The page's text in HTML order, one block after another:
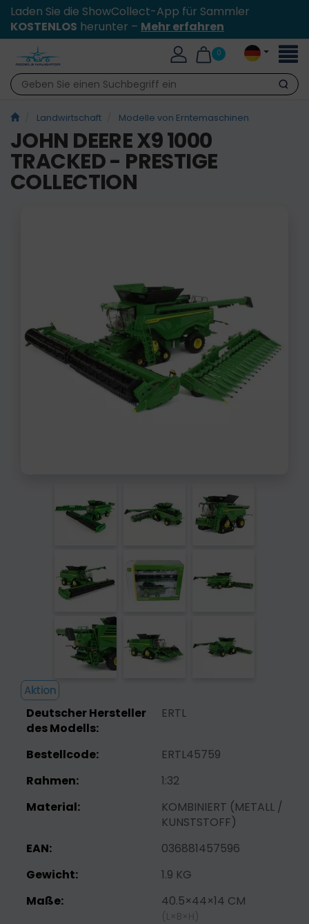
Laden Sie die ShowCollect-App für Sammler
KOSTENLOS herunter – Mehr erfahren
0
Suche
Landwirtschaft Modelle von Erntemaschinen
JOHN DEERE X9 1000
TRACKED - PRESTIGE
COLLECTION
Aktion
Deutscher Hersteller
des Modells:
ERTL
Bestellcode:
ERTL45759
Rahmen:
1:32
Material:
KOMBINIERT (METALL /
KUNSTSTOFF)
EAN:
036881457596
Gewicht:
1.9 KG
Maße:
40.5×44×14 CM
(L×B×H)